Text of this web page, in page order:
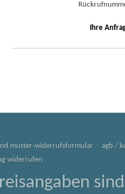
Ihre
muster-widerrufsformular
agb /
widerrufen